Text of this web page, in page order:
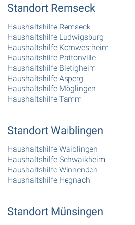
Standort Remseck
Haushaltshilfe Remseck
Haushaltshilfe Ludwigsburg
Haushaltshilfe Kornwestheim
Haushaltshilfe Pattonville
Haushaltshilfe Bietigheim
Haushaltshilfe Asperg
Haushaltshilfe Möglingen
Haushaltshilfe Tamm
Standort Waiblingen
Haushaltshilfe Waiblingen
Haushaltshilfe Schwaikheim
Haushaltshilfe Winnenden
Haushaltshilfe Hegnach
Standort Münsingen